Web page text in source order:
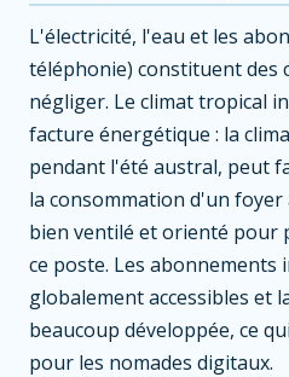
L'électricité, l'eau et les
téléphonie) constituent des
négliger. Le climat tropical
facture énergétique : la
pendant l'été austral, peut
la consommation d'un
bien ventilé et orienté pour
ce poste. Les
globalement accessibles et
beaucoup développée, ce
pour les nomades digitaux.